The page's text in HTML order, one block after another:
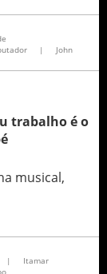
|
John
trabalho é o
musical,
|
Itamar